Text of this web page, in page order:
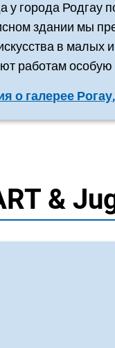
у города Родгау
здании мы
в малых
работам особую
о галерее
&